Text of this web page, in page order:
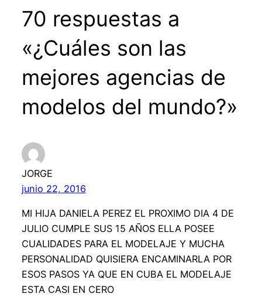
70 respuestas a
«¿Cuáles son las
mejores agencias de
modelos del mundo?»
JORGE
junio 22, 2016
MI HIJA DANIELA PEREZ EL PROXIMO DIA 4 DE
JULIO CUMPLE SUS 15 AÑOS ELLA POSEE
CUALIDADES PARA EL MODELAJE Y MUCHA
PERSONALIDAD QUISIERA ENCAMINARLA POR
ESOS PASOS YA QUE EN CUBA EL MODELAJE
ESTA CASI EN CERO